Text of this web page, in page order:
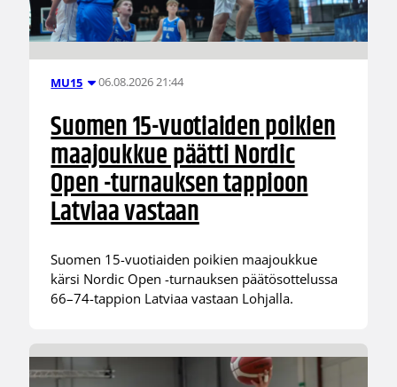
MU15 06.08.2026 21:44
Suomen 15-vuotiaiden poikien
maajoukkue päätti Nordic
Open -turnauksen tappioon
Latviaa vastaan
Suomen 15-vuotiaiden poikien maajoukkue
kärsi Nordic Open -turnauksen päätösottelussa
66–74-tappion Latviaa vastaan Lohjalla.